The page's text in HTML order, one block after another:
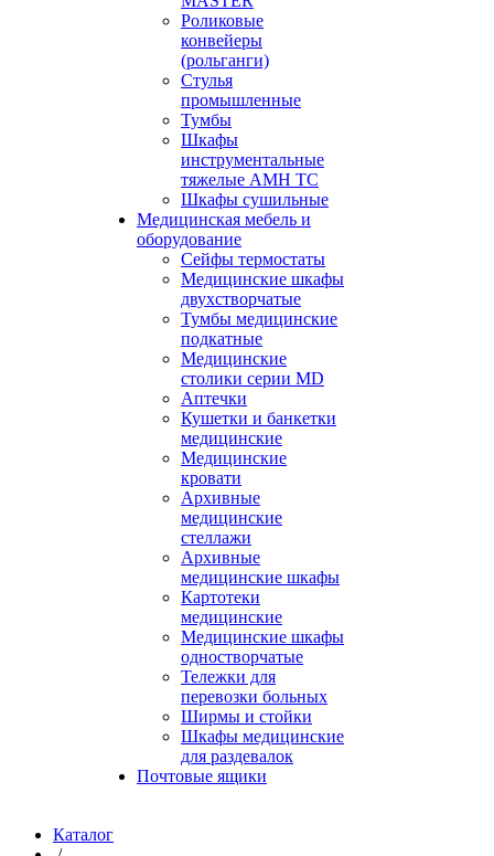
Роликовые
конвейеры
(рольганги)
Стулья
промышленные
Тумбы
Шкафы
инструментальные
тяжелые АМН ТС
Шкафы сушильные
Медицинская мебель и
оборудование
Сейфы термостаты
Медицинские шкафы
двухстворчатые
Тумбы медицинские
подкатные
Медицинские
столики серии MD
Аптечки
Кушетки и банкетки
медицинские
Медицинские
кровати
Архивные
медицинские
стеллажи
Архивные
медицинские шкафы
Картотеки
медицинские
Медицинские шкафы
одностворчатые
Тележки для
перевозки больных
Ширмы и стойки
Шкафы медицинские
для раздевалок
Почтовые ящики
Каталог